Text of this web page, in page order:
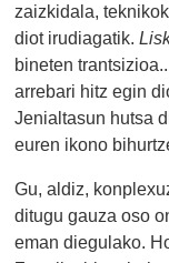
zaizkidala,
diot irudiagatik.
bineten
arrebari hitz egin
Jenialtasun hutsa
euren ikono
Gu, aldiz,
ditugu gauza oso
eman diegulako.